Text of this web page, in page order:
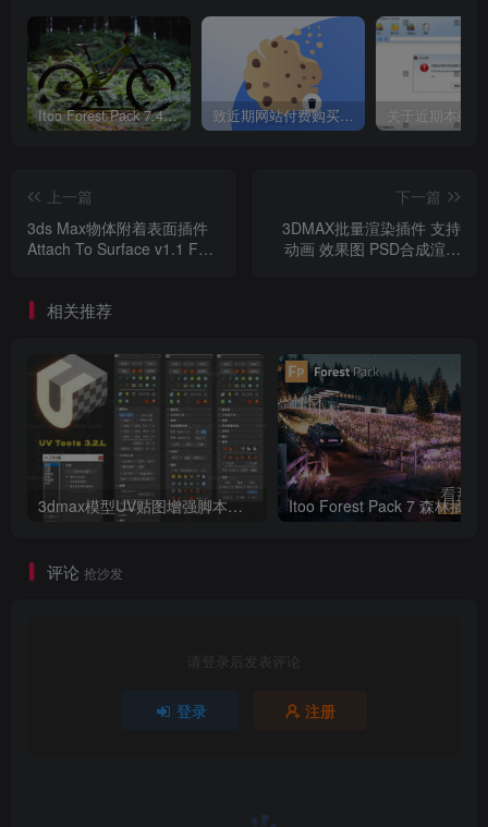
用户只需将数据和指定材料拖放到模型上，导入信息，
调整灯光，然后移动相机，就能创建3D模型的逼真图
像。
数据精确
全局光照领域的研究和Luxion内部研究为基础而开发
的。
从静止图像与动画到交互式网页与移动端内容，它总能
Itoo Forest Pack 7.4.20 森林插件 For 3DSMAX 2014 ~ 2023 汉化永久版 致近期网站付费购买资源及会员用户后，网页显示依然没有购买解决方法！
上一篇
3ds Max物体附着表面插件
Attach To Surface v1.1 For
下一篇
3DMAX批量渲染插件 支持
动画 效果图 PSD合成渲染
相关推荐
3dmax模型UV贴图增强脚本插件工具UVTools 3.2L 汉化破解版 For 3dmax2014~2023
评论 抢沙发
请登录后发表评论
登录 注册